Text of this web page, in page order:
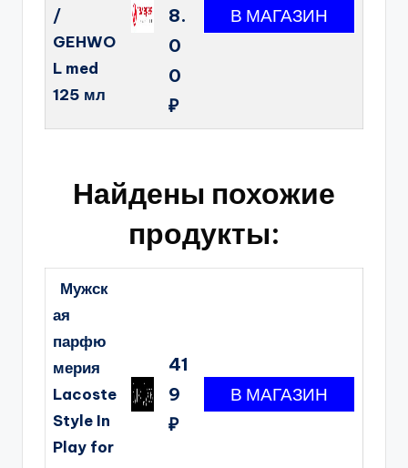
/
GEHWO
L med
125 мл
8.
0
0
₽
Найдены похожие
продукты:
Мужск
ая
парфю
мерия
Lacoste
Style In
Play for
41
9
₽